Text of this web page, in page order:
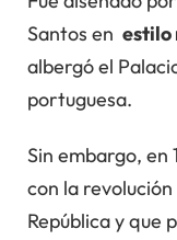
Santos en estilo
albergó el
portuguesa.
Sin embargo, en
con la
República y que